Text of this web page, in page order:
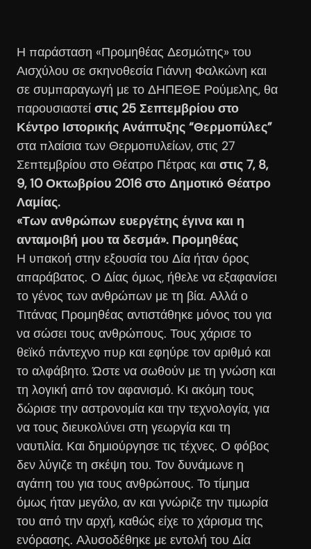
Η παράσταση «Προμηθέας Δεσμώτης» του
Αισχύλου σε σκηνοθεσία Γιάννη Φαλκώνη και
σε συμπαραγωγή με το ΔΗΠΕΘΕ Ρούμελης, θα
παρουσιαστεί στις 25 Σεπτεμβρίου στο
Κέντρο Ιστορικής Ανάπτυξης “Θερμοπύλες”
στα πλαίσια των Θερμοπυλείων, στις 27
Σεπτεμβρίου στο Θέατρο Πέτρας και στις 7, 8,
9, 10 Οκτωβρίου 2016 στο Δημοτικό Θέατρο
Λαμίας.
«Των ανθρώπων ευεργέτης έγινα και η
ανταμοιβή μου τα δεσμά». Προμηθέας
Η υπακοή στην εξουσία του Δία ήταν όρος
απαράβατος. Ο Δίας όμως, ήθελε να εξαφανίσει
το γένος των ανθρώπων με τη βία. Αλλά ο
Τιτάνας Προμηθέας αντιστάθηκε μόνος του για
να σώσει τους ανθρώπους. Τους χάρισε το
θεϊκό πάντεχνο πυρ και εφηύρε τον αριθμό και
το αλφάβητο. Ώστε να σωθούν με τη γνώση και
τη λογική από τον αφανισμό. Κι ακόμη τους
δώρισε την αστρονομία και την τεχνολογία, για
να τους διευκολύνει στη γεωργία και τη
ναυτιλία. Και δημιούργησε τις τέχνες. Ο φόβος
δεν λύγιζε τη σκέψη του. Τον δυνάμωνε η
αγάπη του για τους ανθρώπους. Το τίμημα
όμως ήταν μεγάλο, αν και γνώριζε την τιμωρία
του από την αρχή, καθώς είχε το χάρισμα της
ενόρασης. Αλυσοδέθηκε με εντολή του Δία